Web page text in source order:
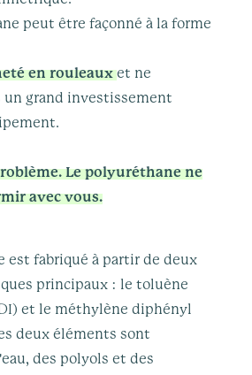
peut être façonné à la forme
en rouleauxet ne
un grand investissement
Le polyuréthane ne
avec vous.
est fabriqué à partir de deux
principaux : le toluène
et le méthylène diphényl
deux éléments sont
des polyols et des